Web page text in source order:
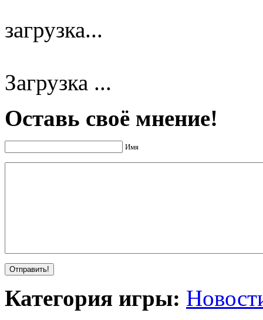
загрузка...
Загрузка ...
Оставь своё мнение!
Имя
Категория игры: